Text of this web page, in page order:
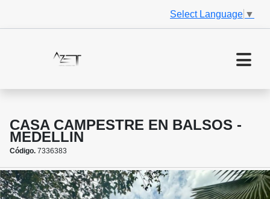
Select Language ▼
CASA CAMPESTRE EN BALSOS -
MEDELLIN
Código. 7336383